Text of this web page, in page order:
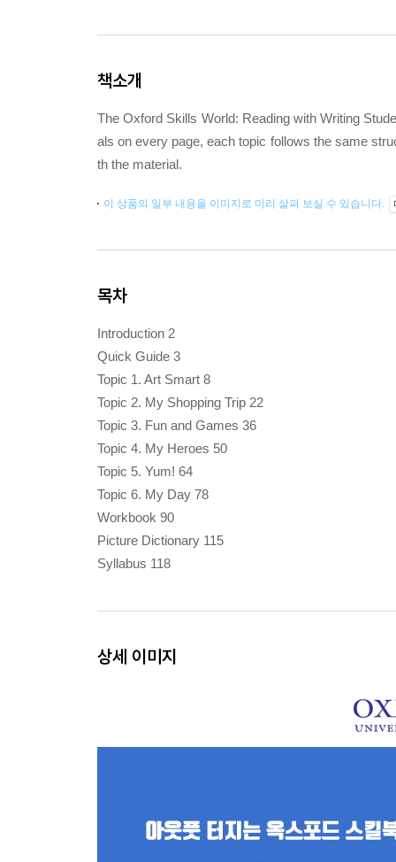
책소개
The Oxford Skills World: Reading with Writing
als on every page, each topic follows the same
th the material.
이 상품의 일부 내용을 이미지로 미리 살펴 보실 수 있습니다.
목차
Introduction 2
Quick Guide 3
Topic 1. Art Smart 8
Topic 2. My Shopping Trip 22
Topic 3. Fun and Games 36
Topic 4. My Heroes 50
Topic 5. Yum! 64
Topic 6. My Day 78
Workbook 90
Picture Dictionary 115
Syllabus 118
상세 이미지